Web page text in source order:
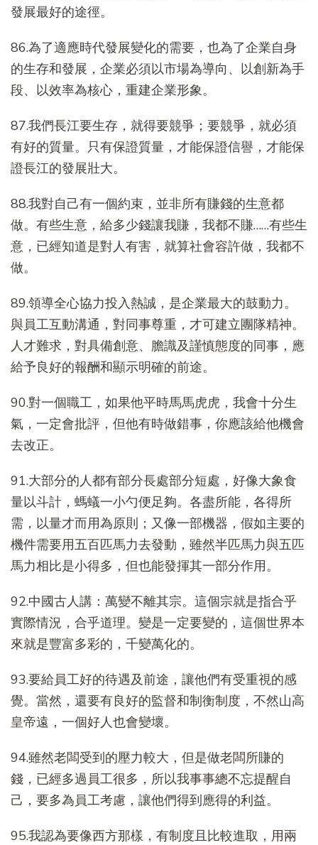
發展最好的途徑。
86.為了適應時代發展變化的需要，也為了企業自身
的生存和發展，企業必須以市場為導向、以創新為手
段、以效率為核心，重建企業形象。
87.我們長江要生存，就得要競爭；要競爭，就必須
有好的質量。只有保證質量，才能保證信譽，才能保
證長江的發展壯大。
88.我對自己有一個約束，並非所有賺錢的生意都
做。有些生意，給多少錢讓我賺，我都不賺……有些生
意，已經知道是對人有害，就算社會容許做，我都不
做。
89.領導全心協力投入熱誠，是企業最大的鼓動力。
與員工互動溝通，對同事尊重，才可建立團隊精神。
人才難求，對具備創意、膽識及謹慎態度的同事，應
給予良好的報酬和顯示明確的前途。
90.對一個職工，如果他平時馬馬虎虎，我會十分生
氣，一定會批評，但他有時做錯事，你應該給他機會
去改正。
91.大部分的人都有部分長處部分短處，好像大象食
量以斗計，螞蟻一小勺便足夠。各盡所能，各得所
需，以量才而用為原則；又像一部機器，假如主要的
機件需要用五百匹馬力去發動，雖然半匹馬力與五匹
馬力相比是小得多，但也能發揮其一部分作用。
92.中國古人講：萬變不離其宗。這個宗就是指合乎
實際情況，合乎道理。變是一定要變的，這個世界本
來就是豐富多彩的，千變萬化的。
93.要給員工好的待遇及前途，讓他們有受重視的感
覺。當然，還要有良好的監督和制衡制度，不然山高
皇帝遠，一個好人也會變壞。
94.雖然老闆受到的壓力較大，但是做老闆所賺的
錢，已經多過員工很多，所以我事事總不忘提醒自
己，要多為員工考慮，讓他們得到應得的利益。
95.我認為要像西方那樣，有制度且比較進取，用兩